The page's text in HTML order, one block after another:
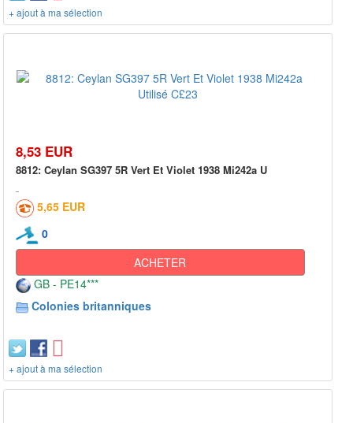
+ ajout à ma sélection
8,53 EUR
8812: Ceylan SG397 5R Vert Et Violet 1938 Mi242a U
5,65 EUR
0
ACHETER
GB - PE14***
Colonies britanniques
+ ajout à ma sélection